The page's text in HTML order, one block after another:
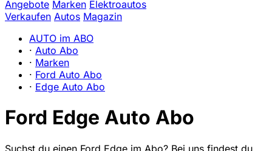
Angebote Marken Elektroautos
Verkaufen Autos Magazin
AUTO im ABO
· Auto Abo
· Marken
· Ford Auto Abo
· Edge Auto Abo
Ford Edge Auto Abo
Suchst du einen Ford Edge im Abo? Bei uns findest du